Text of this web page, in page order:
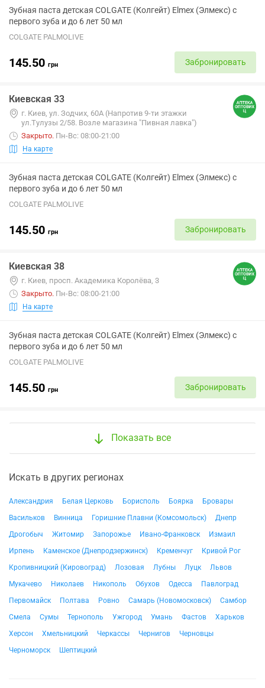
Зубная паста детская COLGATE (Колгейт) Elmex (Элмекс) с
первого зуба и до 6 лет 50 мл
COLGATE PALMOLIVE
145.50 грн Забронировать
Киевская 33
г. Киев, ул. Зодчих, 60А (Напротив 9-ти этажки
ул.Тулузы 2/58. Возле магазина "Пивная лавка")
Закрыто. Пн-Вс: 08:00-21:00
На карте
Зубная паста детская COLGATE (Колгейт) Elmex (Элмекс) с
первого зуба и до 6 лет 50 мл
COLGATE PALMOLIVE
145.50 грн Забронировать
Киевская 38
г. Киев, просп. Академика Королёва, 3
Закрыто. Пн-Вс: 08:00-21:00
На карте
Зубная паста детская COLGATE (Колгейт) Elmex (Элмекс) с
первого зуба и до 6 лет 50 мл
COLGATE PALMOLIVE
145.50 грн Забронировать
Показать все
Искать в других регионах
Александрия Белая Церковь Борисполь Боярка
Бровары
Васильков
Винница Горишние Плавни (Комсомольск)
Днепр
Дрогобыч
Житомир Запорожье Ивано-Франковск
Измаил
Ирпень
Каменское (Днепродзержинск) Кременчуг
Кривой Рог
Кропивницкий (Кировоград)
Лозовая Лубны Луцк
Львов
Мукачево
Николаев Никополь Обухов Одесса
Павлоград
Первомайск
Полтава Ровно Самарь (Новомосковск)
Самбор
Смела
Сумы Тернополь Ужгород Умань Фастов
Харьков
Херсон
Хмельницкий Черкассы Чернигов
Черновцы
Черноморск
Шептицкий